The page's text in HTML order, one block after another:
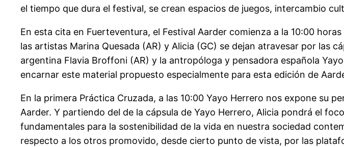
el tiempo que dura el festival, se crean espacios de juegos, intercambio
En esta cita en Fuerteventura, el Festival Aarder comienza a la 10:00
las artistas Marina Quesada (AR) y Alicia (GC) se dejan atravesar por las
argentina Flavia Broffoni (AR) y la antropóloga y pensadora española
encarnar este material propuesto especialmente para esta edición de
En la primera Práctica Cruzada, a las 10:00 Yayo Herrero nos expone su
Aarder. Y partiendo del de la cápsula de Yayo Herrero, Alicia pondrá el
fundamentales para la sostenibilidad de la vida en nuestra sociedad
respecto a los otros promovido, desde cierto punto de vista, por las